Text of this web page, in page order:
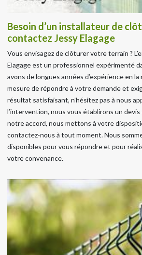
Besoin d’un installateur de
contactez Jessy Elagage
Vous envisagez de clôturer votre terrain ?
Elagage est un professionnel expérimenté
avons de longues années d’expérience en
mesure de répondre à votre demande et
résultat satisfaisant, n’hésitez pas à nous
l’intervention, nous vous établirons un
notre accord, nous mettons à votre
contactez-nous à tout moment. Nous
disponibles pour vous répondre et pour
votre convenance.